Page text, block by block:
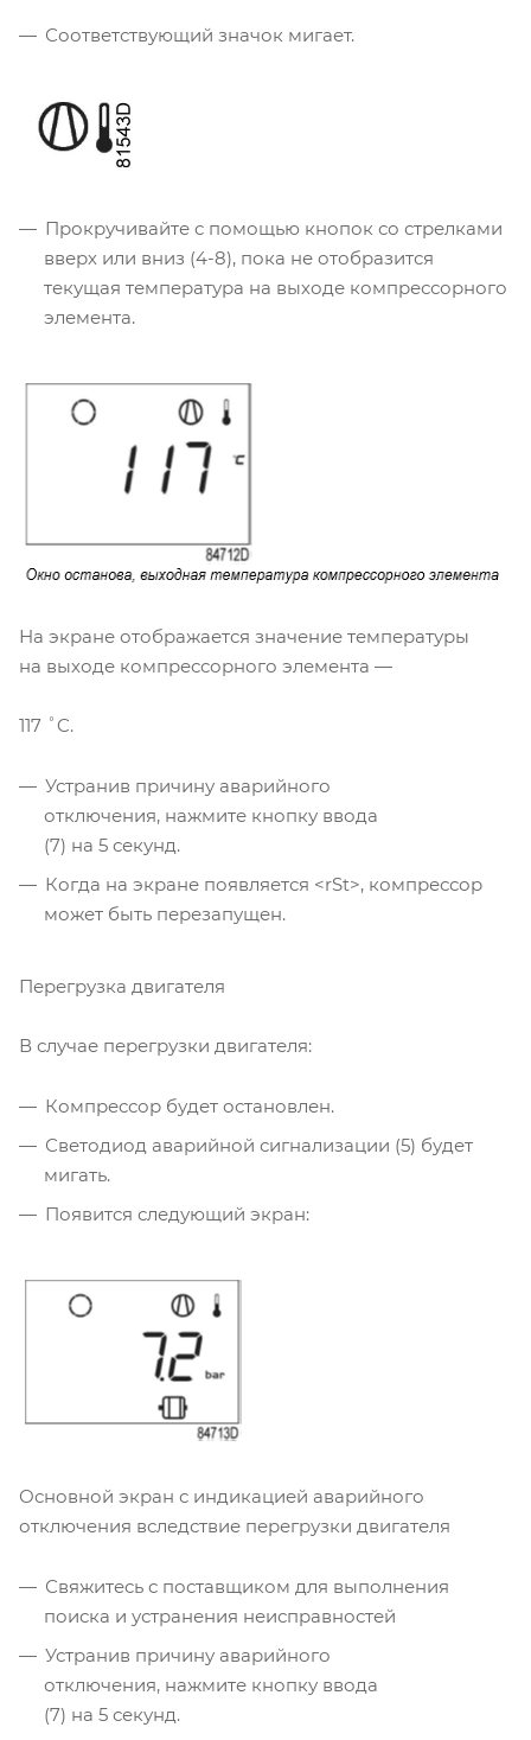
Соответствующий значок мигает.
Прокручивайте с помощью кнопок со стрелками
вверх или вниз (4-8), пока не отобразится
текущая температура на выходе компрессорного
элемента.
На экране отображается значение температуры
на выходе компрессорного элемента —
117 ˚C.
Устранив причину аварийного
отключения, нажмите кнопку ввода
(7) на 5 секунд.
Когда на экране появляется <rSt>, компрессор
может быть перезапущен.
Перегрузка двигателя
В случае перегрузки двигателя:
Компрессор будет остановлен.
Светодиод аварийной сигнализации (5) будет
мигать.
Появится следующий экран:
Основной экран с индикацией аварийного
отключения вследствие перегрузки двигателя
Свяжитесь с поставщиком для выполнения
поиска и устранения неисправностей
Устранив причину аварийного
отключения, нажмите кнопку ввода
(7) на 5 секунд.